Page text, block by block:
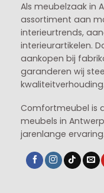
Als meubelzaak in
assortiment aan
interieurtrends,
interieurartikelen.
aankopen bij
garanderen wij
kwaliteitverhouding.
Comfortmeubel is
meubels in
jarenlange ervaring.